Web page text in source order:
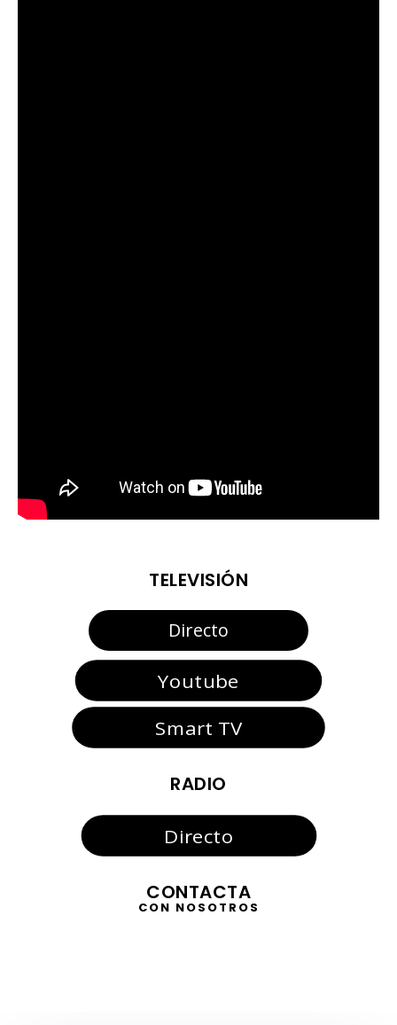
TELEVISIÓN
Directo
Youtube
Smart TV
RADIO
Directo
CONTACTA
CON NOSOTROS